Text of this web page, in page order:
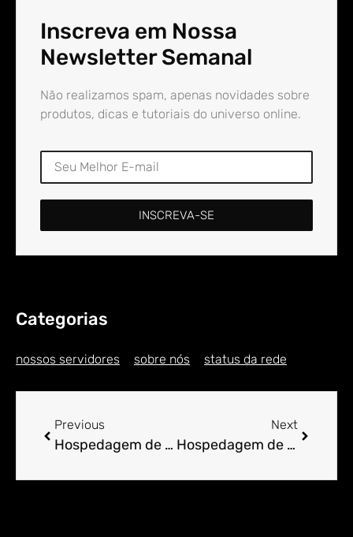
Inscreva em Nossa
Newsletter Semanal
Não realizamos spam, apenas novidades sobre
produtos, dicas e tutoriais do universo online.
INSCREVA-SE
Categorias
nossos servidores sobre nós status da rede
Previous
Hospedagem de Sites para Engenheiro em Alphaville – Nova Esperança
Next
Hospedagem de Sites para Engenheiro em Alpinópolis